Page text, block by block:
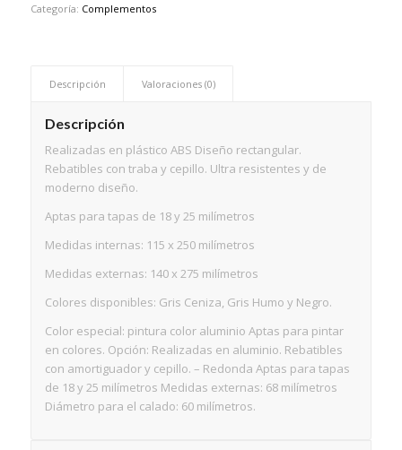
Categoría: Complementos
Descripción Valoraciones (0)
Descripción
Realizadas en plástico ABS Diseño rectangular.
Rebatibles con traba y cepillo. Ultra resistentes y de
moderno diseño.
Aptas para tapas de 18 y 25 milímetros
Medidas internas: 115 x 250 milímetros
Medidas externas: 140 x 275 milímetros
Colores disponibles: Gris Ceniza, Gris Humo y Negro.
Color especial: pintura color aluminio Aptas para pintar
en colores. Opción: Realizadas en aluminio. Rebatibles
con amortiguador y cepillo. – Redonda Aptas para tapas
de 18 y 25 milímetros Medidas externas: 68 milímetros ​
Diámetro para el calado: 60 milímetros.